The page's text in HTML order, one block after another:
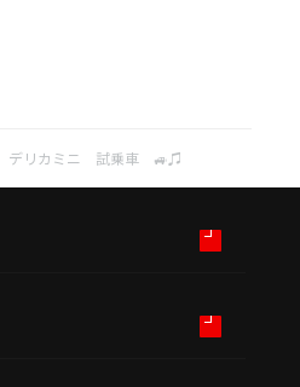
デリカミニ 試乗車 🚙♫